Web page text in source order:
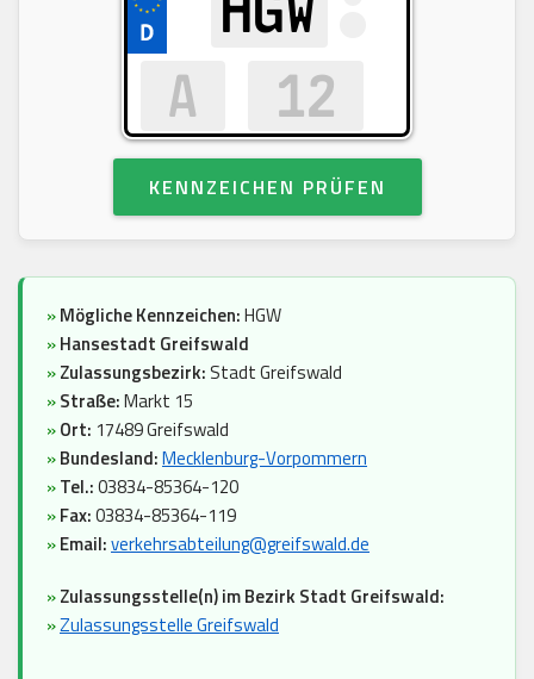
KENNZEICHEN PRÜFEN
»Mögliche Kennzeichen:HGW
»Hansestadt Greifswald
»Zulassungsbezirk: Stadt Greifswald
»Straße:Markt 15
»Ort: 17489 Greifswald
»Bundesland:Mecklenburg-Vorpommern
»Tel.:03834-85364-120
»Fax:03834-85364-119
»Email:verkehrsabteilung@greifswald.de
»Zulassungsstelle(n) im Bezirk Stadt Greifswald:
»Zulassungsstelle Greifswald